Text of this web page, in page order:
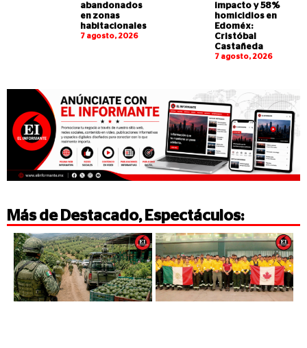
abandonados
en zonas
habitacionales
7 agosto, 2026
impacto y 58%
homicidios en
Edoméx:
Cristóbal
Castañeda
7 agosto, 2026
Más de Destacado, Espectáculos: